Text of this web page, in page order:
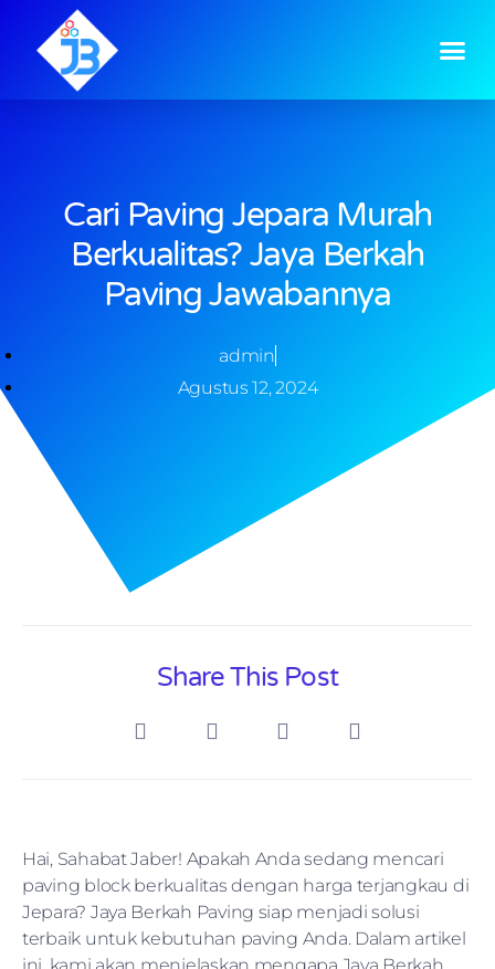
Cari Paving Jepara Murah
Berkualitas? Jaya Berkah
Paving Jawabannya
admin
Agustus 12, 2024
Share This Post
Hai, Sahabat Jaber! Apakah Anda sedang mencari
paving block berkualitas dengan harga terjangkau di
Jepara? Jaya Berkah Paving siap menjadi solusi
terbaik untuk kebutuhan paving Anda. Dalam artikel